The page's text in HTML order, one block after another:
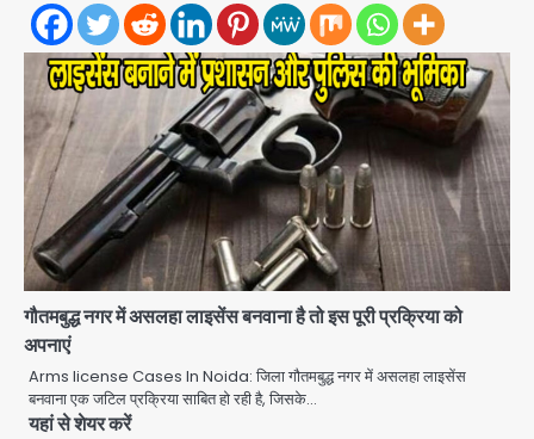
गौतमबुद्ध नगर में असलहा लाइसेंस बनवाना है तो इस पूरी प्रक्रिया को
अपनाएं
Arms license Cases In Noida: जिला गौतमबुद्ध नगर में असलहा लाइसेंस
बनवाना एक जटिल प्रक्रिया साबित हो रही है, जिसके…
यहां से शेयर करें
Thailand school shooting: